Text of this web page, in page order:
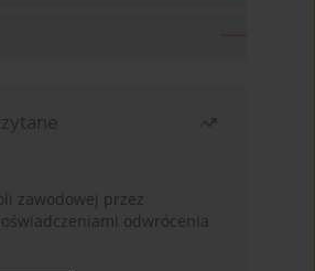
zawodowej przez
odwrócenia